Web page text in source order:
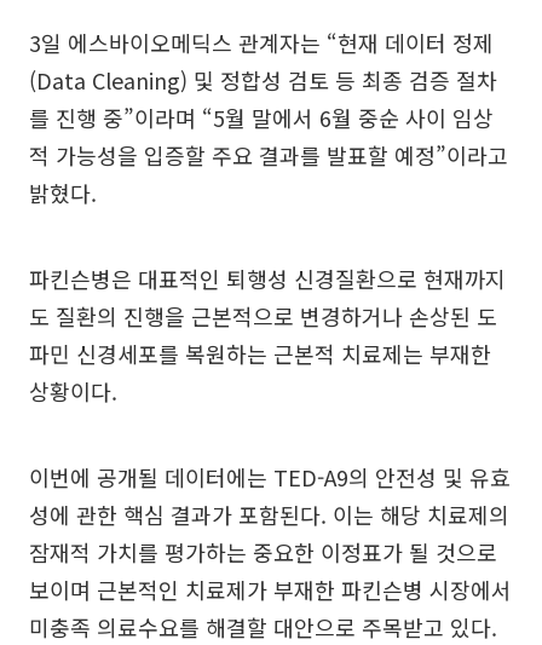
3일 에스바이오메딕스 관계자는 “현재 데이터 정제
(Data Cleaning) 및 정합성 검토 등 최종 검증 절차
를 진행 중”이라며 “5월 말에서 6월 중순 사이 임상
적 가능성을 입증할 주요 결과를 발표할 예정”이라고
밝혔다.
파킨슨병은 대표적인 퇴행성 신경질환으로 현재까지
도 질환의 진행을 근본적으로 변경하거나 손상된 도
파민 신경세포를 복원하는 근본적 치료제는 부재한
상황이다.
이번에 공개될 데이터에는 TED-A9의 안전성 및 유효
성에 관한 핵심 결과가 포함된다. 이는 해당 치료제의
잠재적 가치를 평가하는 중요한 이정표가 될 것으로
보이며 근본적인 치료제가 부재한 파킨슨병 시장에서
미충족 의료수요를 해결할 대안으로 주목받고 있다.